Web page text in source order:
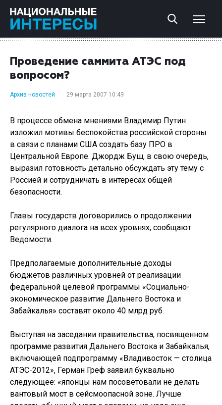
Проведение саммита АТЭС под
вопросом?
Архив новостей 29 марта 2007 10:49
В процессе обмена мнениями Владимир Путин
изложил мотивы беспокойства российской стороны
в связи с планами США создать базу ПРО в
Центральной Европе. Джордж Буш, в свою очередь,
выразил готовность детально обсуждать эту тему с
Россией и сотрудничать в интересах общей
безопасности.
Главы государств договорились о продолжении
регулярного диалога на всех уровнях, сообщают
Ведомости.
Предполагаемые дополнительные доходы
бюджетов различных уровней от реализации
федеральной целевой программы «Социально-
экономическое развитие Дальнего Востока и
Забайкалья» составят около 40 млрд руб.
Выступая на заседании правительства, посвященном
программе развития Дальнего Востока и Забайкалья,
включающей подпрограмму «Владивосток — столица
АТЭС-2012», Герман Греф заявил буквально
следующее: «японцы нам посоветовали не делать
вантовый мост в сейсмоопасной зоне. Лучше